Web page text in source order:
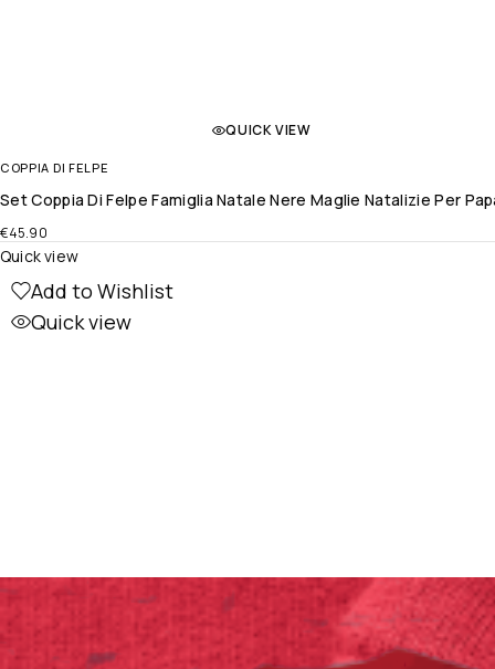
QUICK VIEW
COPPIA DI FELPE
Set Coppia Di Felpe Famiglia Natale Nere Maglie Natalizie Per
€45.90
Add to Wishlist
Quick view
Quick view